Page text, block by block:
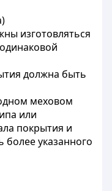
изготовляться
должна быть
меховом
или
покрытия и
указанного